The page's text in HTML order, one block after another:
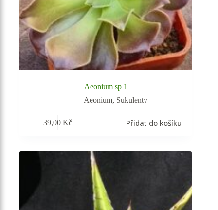
Aeonium sp 1
Aeonium, Sukulenty
39,00Kč Přidat do košíku